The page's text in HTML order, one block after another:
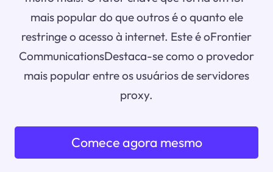
mais popular do que outros é o quanto ele
restringe o acesso à internet. Este é oFrontier
CommunicationsDestaca-se como o provedor
mais popular entre os usuários de servidores
proxy.
Comece agora mesmo